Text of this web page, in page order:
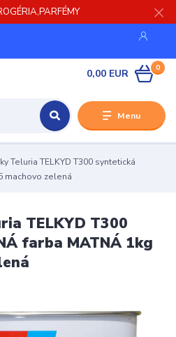
Menu
0
0,00 EUR
Teluria TELKYD T300 syntetická
machovo zelená
TELKYD T300
farba MATNÁ 1kg